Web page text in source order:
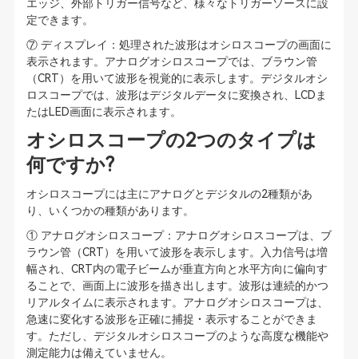
エッジ、外部トリガー信号など、様々なトリガーソースに設
定できます。
⑦ ディスプレイ：処理された波形はオシロスコープの画面に
表示されます。アナログオシロスコープでは、ブラウン管
（CRT）を用いて波形を視覚的に表示します。デジタルオシ
ロスコープでは、波形はデジタルデータに変換され、LCDま
たはLED画面に表示されます。
オシロスコープの2つのタイプは
何ですか?
オシロスコープには主にアナログとデジタルの2種類があ
り、いくつかの種類があります。
① アナログオシロスコープ：アナログオシロスコープは、ブ
ラウン管（CRT）を用いて波形を表示します。入力信号は増
幅され、CRT内の電子ビームが垂直方向と水平方向に偏向す
ることで、画面上に波形を描き出します。波形は連続的かつ
リアルタイムに表示されます。アナログオシロスコープは、
急速に変化する波形を正確に捕捉・表示することができま
す。ただし、デジタルオシロスコープのような高度な機能や
測定能力は備えていません。